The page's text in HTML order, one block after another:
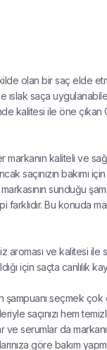
olan bir saç elde
ıslak saça
kalitesi ile öne
markanın kaliteli ve
saçınızın bakımı
sunduğu
Bu konuda
ve kalitesi ile
için saçta canlılık
şampuanı seçmek çok
saçınızı hem
ve serumlar da
göre bakım